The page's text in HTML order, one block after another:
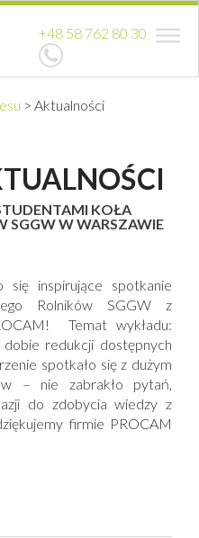
+48 58 762 80 30
> Aktualności
KOŁA
SGGW W WARSZAWIE
się inspirujące spotkanie
Rolników SGGW z
Temat wykładu:
redukcji dostępnych
spotkało się z dużym
– nie zabrakło pytań,
do zdobycia wiedzy z
firmie PROCAM